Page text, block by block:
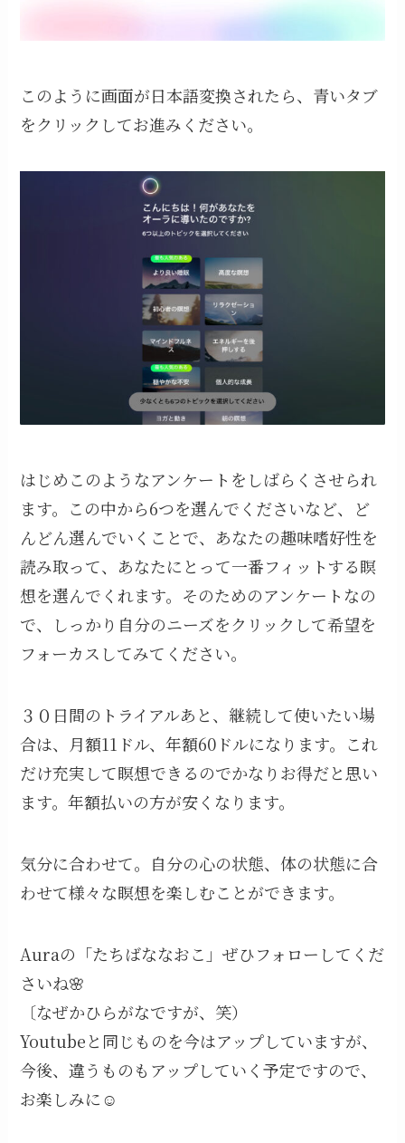
このように画面が日本語変換されたら、青いタブ
をクリックしてお進みください。
はじめこのようなアンケートをしばらくさせられ
ます。この中から6つを選んでくださいなど、ど
んどん選んでいくことで、あなたの趣味嗜好性を
読み取って、あなたにとって一番フィットする瞑
想を選んでくれます。そのためのアンケートなの
で、しっかり自分のニーズをクリックして希望を
フォーカスしてみてください。
３０日間のトライアルあと、継続して使いたい場
合は、月額11ドル、年額60ドルになります。これ
だけ充実して瞑想できるのでかなりお得だと思い
ます。年額払いの方が安くなります。
気分に合わせて。自分の心の状態、体の状態に合
わせて様々な瞑想を楽しむことができます。
Auraの「たちばななおこ」ぜひフォローしてくだ
さいね🌸
〔なぜかひらがなですが、笑）
Youtubeと同じものを今はアップしていますが、
今後、違うものもアップしていく予定ですので、
お楽しみに☺️